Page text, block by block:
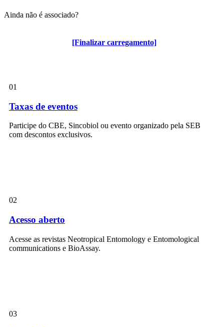
[Finalizar carregamento]
Ainda não é associado?
Algumas vantagens para associados
01
Taxas de eventos
Participe do CBE, Sincobiol ou evento organizado pela SEB
com descontos exclusivos.
02
Acesso aberto
Acesse as revistas Neotropical Entomology e Entomological
communications e BioAssay.
03